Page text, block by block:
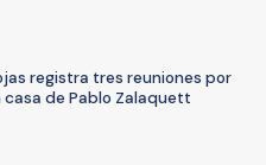
registra tres reuniones por
casa de Pablo Zalaquett